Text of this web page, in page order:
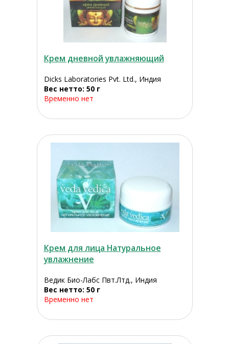
Крем дневной увлажняющий
Dicks Laboratories Pvt. Ltd., Индия
Вес нетто: 50 г
Временно нет
Крем для лица Натуральное
увлажнение
Ведик Био-Лабс Пвт.Лтд., Индия
Вес нетто: 50 г
Временно нет